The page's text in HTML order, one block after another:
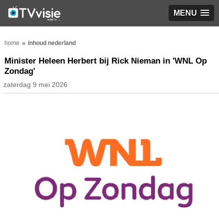
MENU
home inhoud nederland
Minister Heleen Herbert bij Rick Nieman in 'WNL Op
Zondag'
zaterdag 9 mei 2026